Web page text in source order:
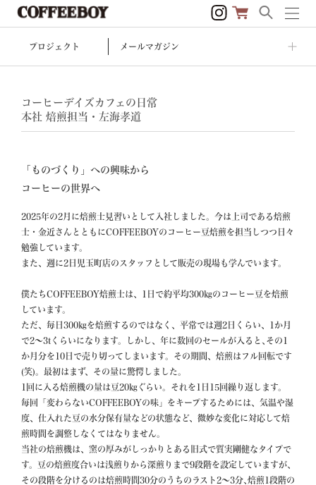
プロジェクト メールマガジン
コーヒーデイズカフェの日常
本社 焙煎担当・左海孝道
「ものづくり」への興味から
コーヒーの世界へ
2025年の2月に焙煎士見習いとして入社しました。今は上司である焙煎
士・金近さんとともにCOFFEEBOYのコーヒー豆焙煎を担当しつつ日々
勉強しています。
また、週に2日児玉町店のスタッフとして販売の現場も学んでいます。
僕たちCOFFEEBOY焙煎士は、1日で約平均300㎏のコーヒー豆を焙煎
しています。
ただ、毎日300㎏を焙煎するのではなく、平常では週2日くらい、1か月
で2〜3tくらいになります。しかし、年に数回のセールが入ると､その1
か月分を10日で売り切ってしまいます。その期間、焙煎はフル回転です
(笑)。最初はまず、その量に驚愕しました。
1回に入る焙煎機の量は豆20㎏ぐらい。それを1日15回繰り返します。
毎回「変わらないCOFFEEBOYの味」をキープするためには、気温や湿
度、仕入れた豆の水分保有量などの状態など、微妙な変化に対応して焙
煎時間を調整しなくてはなりません。
当社の焙煎機は、窯の厚みがしっかりとある旧式で質実剛健なタイプで
す。豆の焙煎度合いは浅煎りから深煎りまで9段階を設定していますが､
その段階を分けるのは焙煎時間30分のうちのラスト2〜3分､焙煎1段階の